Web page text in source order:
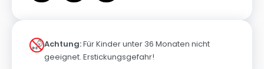
Achtung:Für Kinder unter 36 Monaten nicht
geeignet. Erstickungsgefahr!